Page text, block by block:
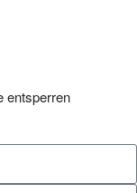
entsperren